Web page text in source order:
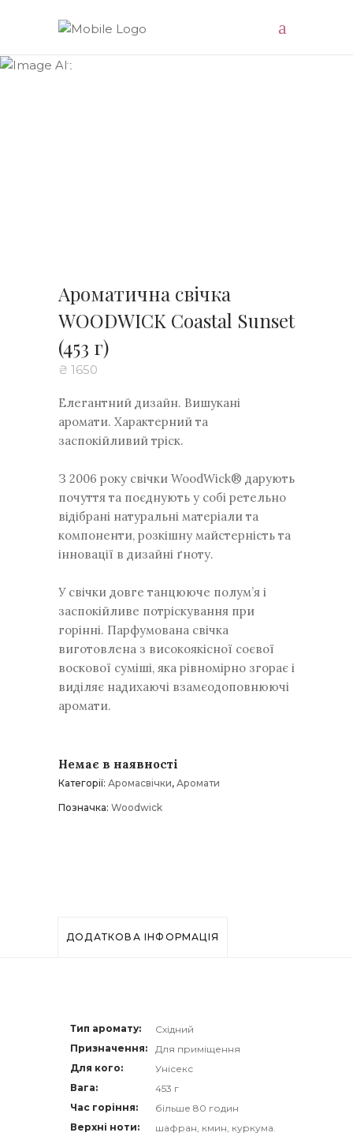
Доставляємо натхнення
Ароматична свічка
WOODWICK Coastal Sunset
(453 г)
₴ 1650
Елегантний дизайн. Вишукані
аромати. Характерний та
заспокійливий тріск.
З 2006 року свічки WoodWick® дарують
почуття та поєднують у собі ретельно
відібрані натуральні матеріали та
компоненти, розкішну майстерність та
інновації в дизайні ґноту.
У свічки довге танцююче полум’я і
заспокійливе потріскування при
горінні. Парфумована свічка
виготовлена з високоякісної соєвої
воскової суміші, яка рівномірно згорає і
виділяє надихаючі взамєодоповнюючі
аромати.
Немає в наявності
Категорії: Аромасвічки, Аромати
Позначка: Woodwick
ДОДАТКОВА ІНФОРМАЦІЯ
Тип аромату
Східний
Призначення
Для приміщення
Для кого
Унісекс
Вага
453 г
Час горіння
більше 80 годин
Верхні ноти
шафран, кмин, куркума.